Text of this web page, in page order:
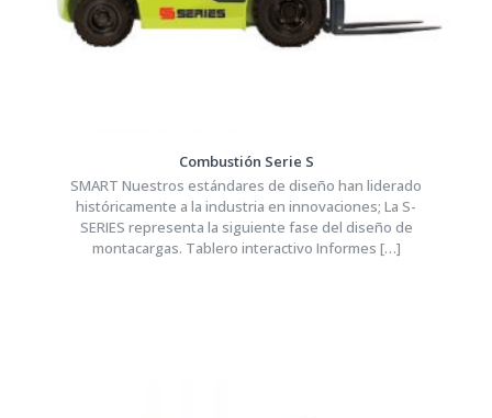
Combustión Serie S
SMART Nuestros estándares de diseño han liderado
históricamente a la industria en innovaciones; La S-
SERIES representa la siguiente fase del diseño de
montacargas. Tablero interactivo Informes […]